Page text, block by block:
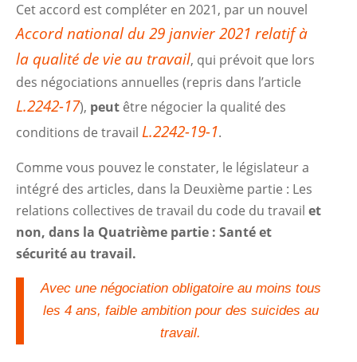
Cet accord est compléter en 2021, par un nouvel
Accord national du 29 janvier 2021 relatif à
la qualité de vie au travail, qui prévoit que lors
des négociations annuelles (repris dans l’article
L.2242-17), peut être négocier la qualité des
conditions de travailL.2242-19-1.
Comme vous pouvez le constater, le législateur a
intégré des articles, dans la Deuxième partie : Les
relations collectives de travail du code du travailet
non, dans la Quatrième partie : Santé et
sécurité au travail.
Avec une négociation obligatoire au moins tous
les 4 ans, faible ambition pour des suicides au
travail.